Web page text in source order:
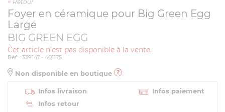
< Retour
Foyer en céramique pour Big Green Egg
Large
BIG GREEN EGG
Cet article n'est pas disponible à la vente.
Réf. : 339147 - 401175
Non disponible en boutique
Infos livraison
Infos paiement
Infos retour